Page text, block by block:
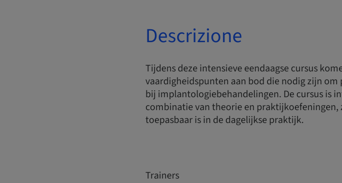
Descrizione
Tijdens deze intensieve eendaagse cursus
vaardigheidspunten aan bod die nodig zijn
bij implantologiebehandelingen. De cursus is
combinatie van theorie en
toepasbaar is in de dagelijkse praktijk.
Trainers